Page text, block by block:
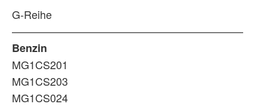
G-Reihe
—————————————————————–
Benzin
MG1CS201
MG1CS203
MG1CS024